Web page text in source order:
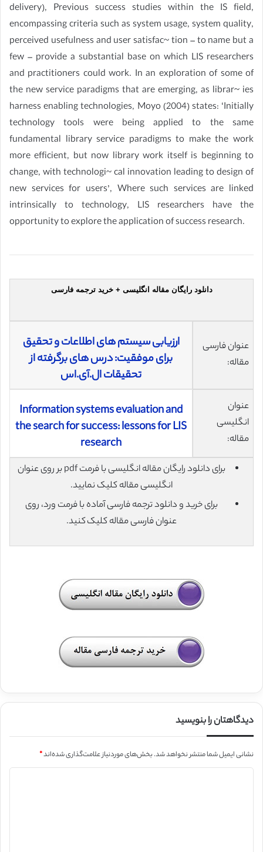
delivery), Previous success studies within the IS field,
encompassing criteria such as system usage, system quality,
perceived usefulness and user satisfac~ tion – to name but a
few – provide a substantial base on which LIS researchers
and practitioners could work. In an exploration of some of
the new service paradigms that are emerging, as librar~ ies
harness enabling technologies, Moyo (2004) states: ‘Initially
technology tools were being applied to the same
fundamental library service paradigms to make the work
more efficient, but now library work itself is beginning to
change, with technologi~ cal innovation leading to design of
new services for users’, Where such services are linked
intrinsically to technology, LIS researchers have the
opportunity to explore the application of success research.
دانلود رایگان مقاله انگلیسی + خرید ترجمه فارسی
عنوان فارسی
مقاله:
ارزیابی سیستم های اطلاعات و تحقیق
برای موفقیت: درس های برگرفته از
تحقیقات ال.آی.اس
عنوان
انگلیسی
مقاله:
Information systems evaluation and
the search for success: lessons for LIS
research
برای دانلود رایگان مقاله انگلیسی با فرمت pdf بر روی عنوان
انگلیسی مقاله کلیک نمایید.
برای خرید و دانلود ترجمه فارسی آماده با فرمت ورد، روی
عنوان فارسی مقاله کلیک کنید.
دیدگاهتان را بنویسید
نشانی ایمیل شما منتشر نخواهد شد.بخش‌های موردنیاز علامت‌گذاری شده‌اند*